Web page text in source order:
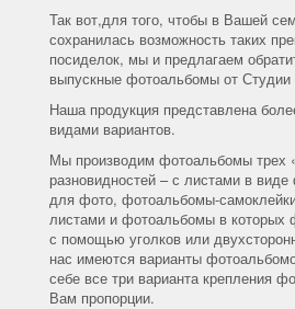
Так вот,для того, чтобы в Вашей
сохранилась возможность таких
посиделок, мы и предлагаем
выпускные фотоальбомы от
Наша продукция представлена
видами вариантов.
Мы производим фотоальбомы трех
разновидностей – с листами в
для фото, фотоальбомы-
листами и фотоальбомы в которых
с помощью уголков или
нас имеются варианты
себе все три варианта крепления
Вам пропорции.